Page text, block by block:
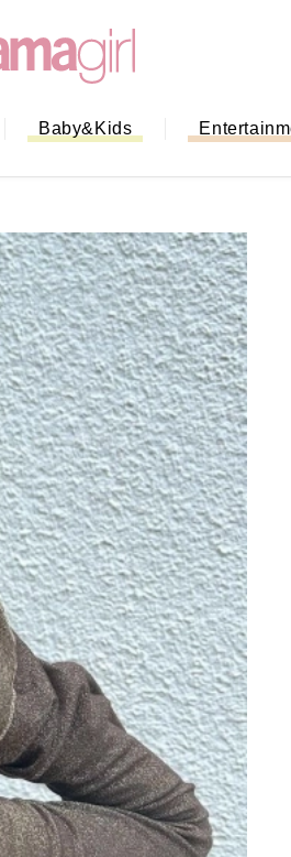
Baby&Kids
「もう行列に並ばない！」ミスドのモ
バイルオーダー完全ガイド｜支払い方
法から受け取り方までネットオーダー
を徹底解説